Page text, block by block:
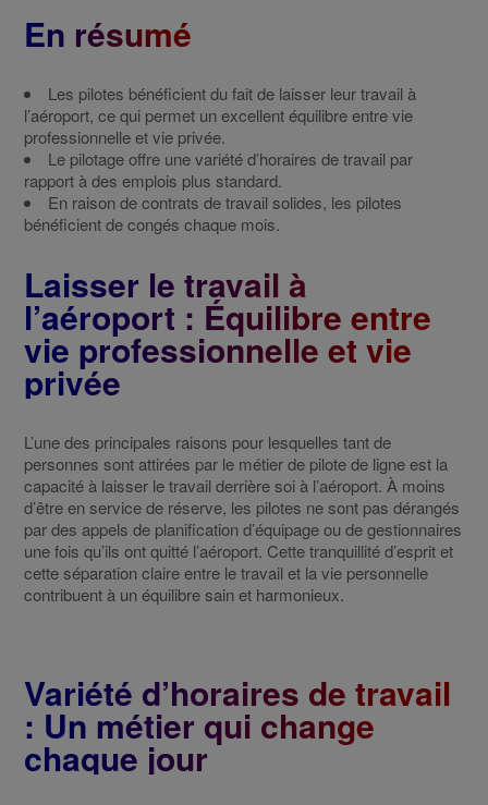
En résumé
Les pilotes bénéficient du fait de laisser leur travail à
l’aéroport, ce qui permet un excellent équilibre entre vie
professionnelle et vie privée.
Le pilotage offre une variété d’horaires de travail par
rapport à des emplois plus standard.
En raison de contrats de travail solides, les pilotes
bénéficient de congés chaque mois.
Laisser le travail à
l’aéroport : Équilibre entre
vie professionnelle et vie
privée
L’une des principales raisons pour lesquelles tant de
personnes sont attirées par le métier de pilote de ligne est la
capacité à laisser le travail derrière soi à l’aéroport. À moins
d’être en service de réserve, les pilotes ne sont pas dérangés
par des appels de planification d’équipage ou de gestionnaires
une fois qu’ils ont quitté l’aéroport. Cette tranquillité d’esprit et
cette séparation claire entre le travail et la vie personnelle
contribuent à un équilibre sain et harmonieux.
Variété d’horaires de travail
: Un métier qui change
chaque jour